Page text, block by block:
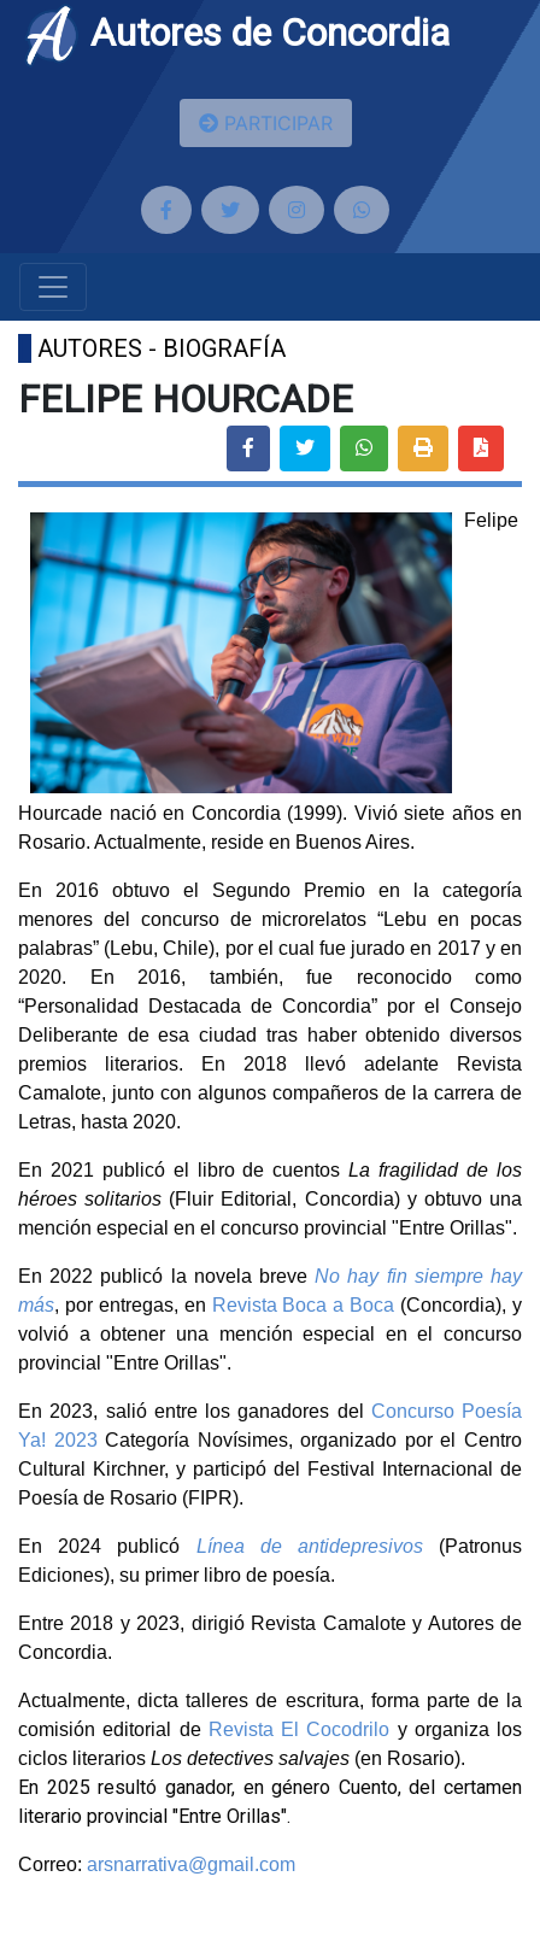
Autores de Concordia
PARTICIPAR
AUTORES - BIOGRAFÍA
FELIPE HOURCADE
Felipe
Hourcade nació en Concordia (1999). Vivió siete años en
Rosario. Actualmente, reside en Buenos Aires.
En 2016 obtuvo el Segundo Premio en la categoría
menores del concurso de microrelatos “Lebu en pocas
palabras” (Lebu, Chile), por el cual fue jurado en 2017 y en
2020. En 2016, también, fue reconocido como
“Personalidad Destacada de Concordia” por el Consejo
Deliberante de esa ciudad tras haber obtenido diversos
premios literarios. En 2018 llevó adelante Revista
Camalote, junto con algunos compañeros de la carrera de
Letras, hasta 2020.
En 2021 publicó el libro de cuentosLa fragilidad de los
héroes solitarios (Fluir Editorial, Concordia) y obtuvo una
mención especial en el concurso provincial "Entre Orillas".
En 2022 publicó la novela breveNo hay fin siempre hay
más, por entregas, en Revista Boca a Boca (Concordia), y
volvió a obtener una mención especial en el concurso
provincial "Entre Orillas".
En 2023, salió entre los ganadores del Concurso Poesía
Ya! 2023Categoría Novísimes, organizado por el Centro
Cultural Kirchner, y participó del Festival Internacional de
Poesía de Rosario (FIPR).
En 2024 publicó Línea de antidepresivos
(Patronus
Ediciones), su primer libro de poesía.
Entre 2018 y 2023, dirigió Revista Camalote y Autores de
Concordia.
Actualmente, dicta talleres de escritura, forma parte de la
comisión editorial de Revista El Cocodrilo y organiza los
ciclos literarios Los detectives salvajes (en Rosario).
En 2025 resultó ganador, en género Cuento, del certamen
literario provincial "Entre Orillas".
Correo: arsnarrativa@gmail.com